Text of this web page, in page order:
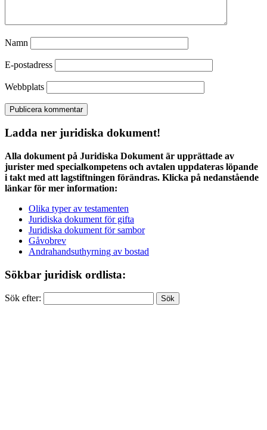
Namn
E-postadress
Webbplats
Ladda ner juridiska dokument!
Alla dokument på Juridiska Dokument är upprättade av
jurister med specialkompetens och avtalen uppdateras löpande
i takt med att lagstiftningen förändras. Klicka på nedanstående
länkar för mer information:
Olika typer av testamenten
Juridiska dokument för gifta
Juridiska dokument för sambor
Gåvobrev
Andrahandsuthyrning av bostad
Sökbar juridisk ordlista:
Sök efter: